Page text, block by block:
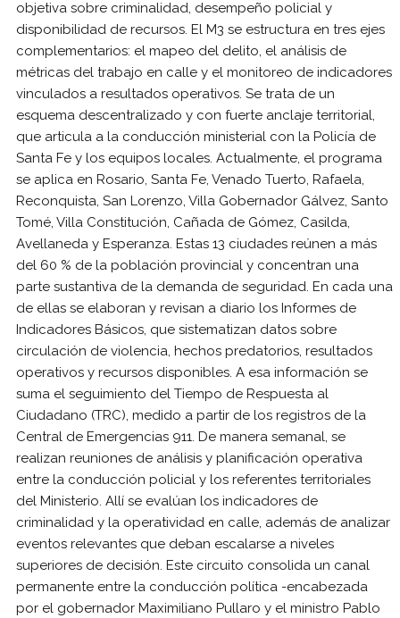
objetiva sobre criminalidad, desempeño policial y
disponibilidad de recursos. El M3 se estructura en tres ejes
complementarios: el mapeo del delito, el análisis de
métricas del trabajo en calle y el monitoreo de indicadores
vinculados a resultados operativos. Se trata de un
esquema descentralizado y con fuerte anclaje territorial,
que articula a la conducción ministerial con la Policía de
Santa Fe y los equipos locales. Actualmente, el programa
se aplica en Rosario, Santa Fe, Venado Tuerto, Rafaela,
Reconquista, San Lorenzo, Villa Gobernador Gálvez, Santo
Tomé, Villa Constitución, Cañada de Gómez, Casilda,
Avellaneda y Esperanza. Estas 13 ciudades reúnen a más
del 60 % de la población provincial y concentran una
parte sustantiva de la demanda de seguridad. En cada una
de ellas se elaboran y revisan a diario los Informes de
Indicadores Básicos, que sistematizan datos sobre
circulación de violencia, hechos predatorios, resultados
operativos y recursos disponibles. A esa información se
suma el seguimiento del Tiempo de Respuesta al
Ciudadano (TRC), medido a partir de los registros de la
Central de Emergencias 911. De manera semanal, se
realizan reuniones de análisis y planificación operativa
entre la conducción policial y los referentes territoriales
del Ministerio. Allí se evalúan los indicadores de
criminalidad y la operatividad en calle, además de analizar
eventos relevantes que deban escalarse a niveles
superiores de decisión. Este circuito consolida un canal
permanente entre la conducción política -encabezada
por el gobernador Maximiliano Pullaro y el ministro Pablo